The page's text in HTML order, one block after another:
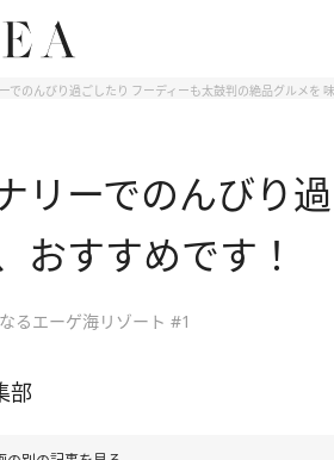
でのんびり過ごしたり フーディーも太鼓判の絶品グルメを
リーでのんびり
おすすめです！
るエーゲ海リゾート #1
部